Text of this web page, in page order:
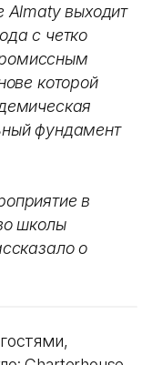
Almaty выходит
с четко
которой
фундамент
в
школы
о